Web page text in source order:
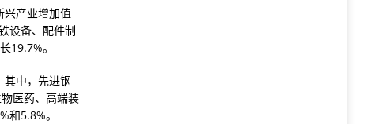
兴产业增加值
设备、配件制
19.7%。
其中，先进钢
医药、高端装
5.8%。